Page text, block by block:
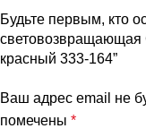
Будьте первым, кто
световозвращающая
красный 333-164”
Ваш адрес email не
помечены *